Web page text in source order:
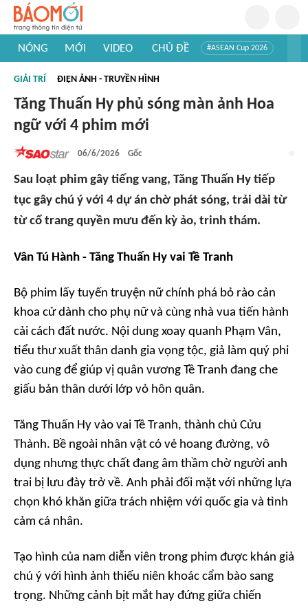
NÓNG MỚI VIDEO CHỦ ĐỀ #ASEAN Cup 2026
#Khám phá thế giới
GIẢI TRÍ ĐIỆN ẢNH - TRUYỀN HÌNH
Tăng Thuấn Hy phủ sóng màn ảnh Hoa
ngữ với 4 phim mới
06/6/2026 Gốc
Sau loạt phim gây tiếng vang, Tăng Thuấn Hy tiếp
tục gây chú ý với 4 dự án chờ phát sóng, trải dài từ
từ cổ trang quyền mưu đến kỳ ảo, trinh thám.
Vân Tú Hành - Tăng Thuấn Hy vai Tề Tranh
Bộ phim lấy tuyến truyện nữ chính phá bỏ rào cản
khoa cử dành cho phụ nữ và cùng nhà vua tiến hành
cải cách đất nước. Nội dung xoay quanh Phạm Vân,
tiểu thư xuất thân danh gia vọng tộc, giả làm quý phi
vào cung để giúp vị quân vương Tề Tranh đang che
giấu bản thân dưới lớp vỏ hôn quân.
Tăng Thuấn Hy vào vai Tề Tranh, thành chủ Cửu
Thành. Bề ngoài nhân vật có vẻ hoang đường, vô
dụng nhưng thực chất đang âm thầm chờ người anh
trai bị lưu đày trở về. Anh phải đối mặt với những lựa
chọn khó khăn giữa trách nhiệm với quốc gia và tình
cảm cá nhân.
Tạo hình của nam diễn viên trong phim được khán giả
chú ý với hình ảnh thiếu niên khoác cẩm bào sang
trọng. Những cảnh bịt mắt hay đứng giữa chiến